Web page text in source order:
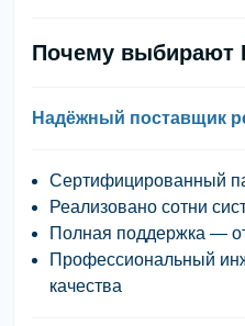
Почему выбирают
Надёжный поставщик
Сертифицированный
Реализовано сотни
Полная поддержка —
Профессиональный
качества